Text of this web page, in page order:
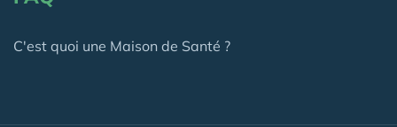
C'est quoi une Maison de Santé ?